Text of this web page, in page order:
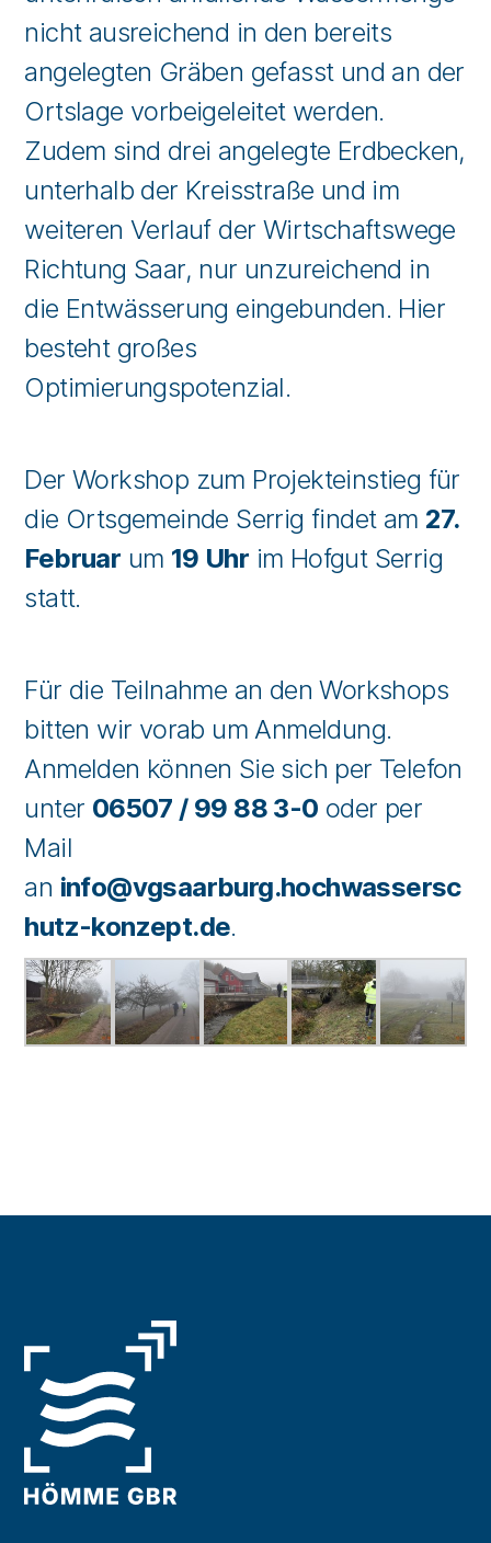
nicht ausreichend in den bereits
angelegten Gräben gefasst und an der
Ortslage vorbeigeleitet werden.
Zudem sind drei angelegte Erdbecken,
unterhalb der Kreisstraße und im
weiteren Verlauf der Wirtschaftswege
Richtung Saar, nur unzureichend in
die Entwässerung eingebunden. Hier
besteht großes
Optimierungspotenzial.
Der Workshop zum Projekteinstieg für
die Ortsgemeinde Serrig findet am 27.
Februar um 19 Uhr im Hofgut Serrig
statt.
Für die Teilnahme an den Workshops
bitten wir vorab um Anmeldung.
Anmelden können Sie sich per Telefon
unter 06507 / 99 88 3-0 oder per
Mail
an info@vgsaarburg.hochwassersc
hutz-konzept.de.